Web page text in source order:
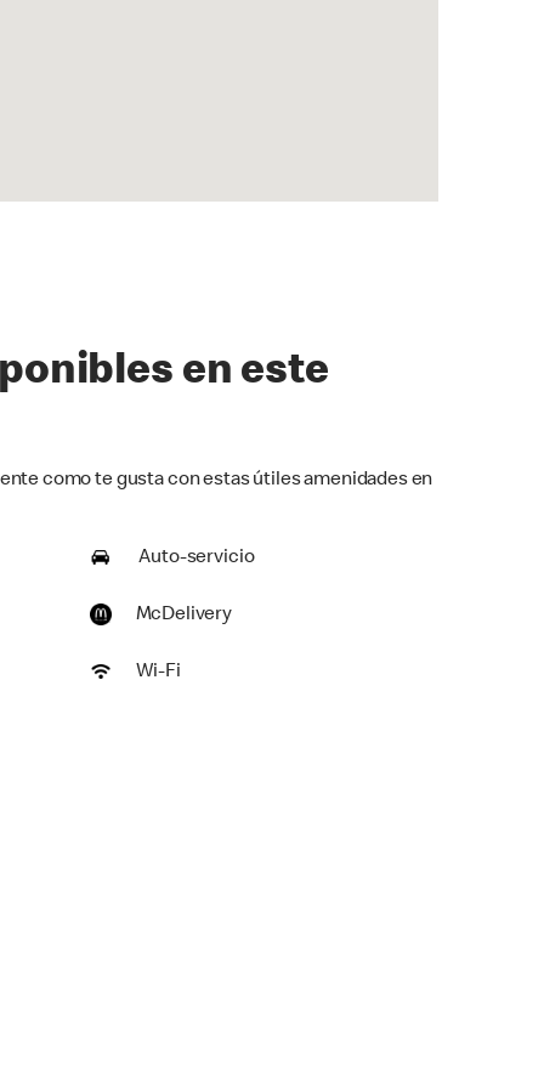
en este
como te gusta con estas útiles amenidades en
Auto-servicio
McDelivery
Wi-Fi